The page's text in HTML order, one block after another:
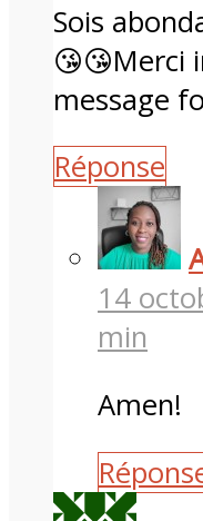
Sois
😘😘Merci
message
Réponse
14
min
Amen!